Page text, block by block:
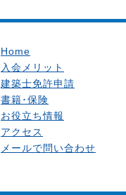
Home
入会メリット
建築士免許申請
書籍･保険
お役立ち情報
アクセス
メールで問い合わせ